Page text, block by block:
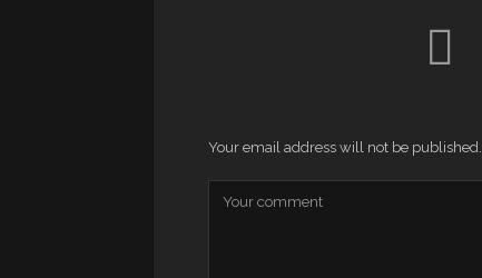
Your email address will not be published.